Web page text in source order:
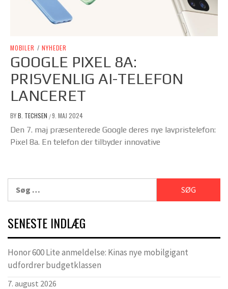
MOBILER / NYHEDER
GOOGLE PIXEL 8A:
PRISVENLIG AI-TELEFON
LANCERET
BYB. TECHSEN /9. MAJ 2024
Den 7. maj præsenterede Google deres nye lavpristelefon:
Pixel 8a. En telefon der tilbyder innovative
efter:
SENESTE INDLÆG
Honor 600 Lite anmeldelse: Kinas nye mobilgigant
udfordrer budgetklassen
7. august 2026